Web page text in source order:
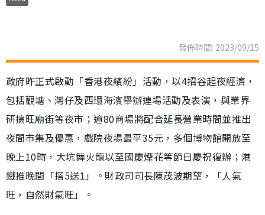
發佈時間: 2023/09/15
政府昨正式啟動「香港夜繽紛」活動，以4招谷起夜經濟，
包括觀塘、灣仔及西環海濱舉辦連場活動及表演，與業界
研搞旺廟街等夜市；逾80商場將配合延長營業時間並推出
夜間市集及優惠，戲院夜場最平35元，多個博物館開放至
晚上10時，大坑舞火龍以至國慶煙花等節日慶祝復辦；港
鐵推晚間「搭5送1」。財政司司長陳茂波期望，「人氣
旺，自然財氣旺」。